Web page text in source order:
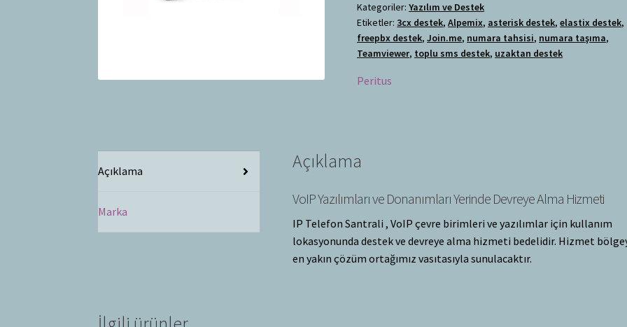
Kategoriler:Yazılım ve Destek
Etiketler:3cx destek,Alpemix, asterisk destek,elastix destek,
freepbx destek,Join.me, numara tahsisi, numara taşıma,
Teamviewer, toplu sms destek, uzaktan destek
Peritus
Açıklama
Marka
Açıklama
VoIP Yazılımları ve Donanımları Yerinde Devreye Alma Hizmeti
IP Telefon Santrali , VoIP çevre birimleri ve yazılımlar için kullanım
lokasyonunda destek ve devreye alma hizmeti bedelidir. Hizmet
en yakın çözüm ortağımız vasıtasıyla sunulacaktır.